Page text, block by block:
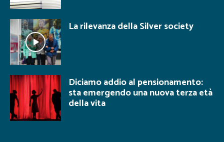
La rilevanza della Silver society
Diciamo addio al pensionamento:
sta emergendo una nuova terza età
della vita